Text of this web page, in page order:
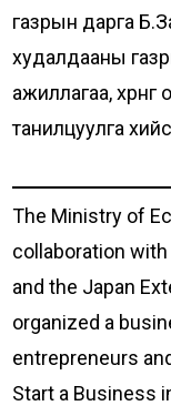
газрын дарга
худалдааны
ажиллагаа,
танилцуулга
The Ministry of
collaboration
and the Japan
organized a
entrepreneurs
Start a Business